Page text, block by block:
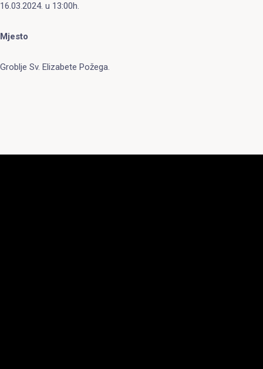
16.03.2024. u 13:00h.
Mjesto
Groblje Sv. Elizabete Požega.